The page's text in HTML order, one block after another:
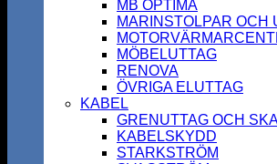
MB OPTIMA
MARINSTOLPAR OCH
MÖBELUTTAG
RENOVA
ÖVRIGA ELUTTAG
KABEL
GRENUTTAG OCH
KABELSKYDD
STARKSTRÖM